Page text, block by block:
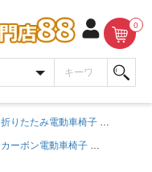
0
折りたたみ電動車椅子
カーボン電動車椅子